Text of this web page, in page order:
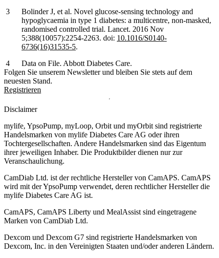
Bolinder J, et al. Novel glucose-sensing technology and
hypoglycaemia in type 1 diabetes: a multicentre, non-masked,
randomised controlled trial. Lancet. 2016 Nov
5;388(10057):2254-2263. doi: 10.1016/S0140-
6736(16)31535-5.
Data on File. Abbott Diabetes Care.
Folgen Sie unserem Newsletter und bleiben Sie stets auf dem
neuesten Stand.
Registrieren
Disclaimer
mylife, YpsoPump, myLoop, Orbit und myOrbit sind registrierte
Handelsmarken von mylife Diabetes Care AG oder ihren
Tochtergesellschaften. Andere Handelsmarken sind das Eigentum
ihrer jeweiligen Inhaber. Die Produktbilder dienen nur zur
Veranschaulichung.
CamDiab Ltd. ist der rechtliche Hersteller von CamAPS. CamAPS
wird mit der YpsoPump verwendet, deren rechtlicher Hersteller die
mylife Diabetes Care AG ist.
CamAPS, CamAPS Liberty und MealAssist sind eingetragene
Marken von CamDiab Ltd.
Dexcom und Dexcom G7 sind registrierte Handelsmarken von
Dexcom, Inc. in den Vereinigten Staaten und/oder anderen Ländern.